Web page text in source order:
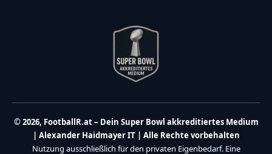
© 2026, FootballR.at – Dein Super Bowl akkreditiertes Medium
| Alexander Haidmayer IT | Alle Rechte vorbehalten
Nutzung ausschließlich für den privaten Eigenbedarf. Eine